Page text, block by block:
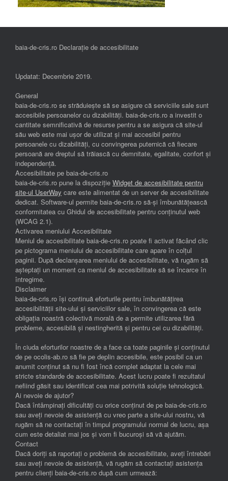
baia-de-cris.ro Declarație de accesibilitate
Updatat: Decembrie 2019.
General
baia-de-cris.ro se străduiește să se asigure că serviciile sale sunt
accesibile persoanelor cu dizabilități. baia-de-cris.ro a investit o
cantitate semnificativă de resurse pentru a se asigura că site-ul
său web este mai ușor de utilizat și mai accesibil pentru
persoanele cu dizabilități, cu convingerea puternică că fiecare
persoană are dreptul să trăiască cu demnitate, egalitate, confort și
independenţă.
Accesibilitate pe baia-de-cris.ro
baia-de-cris.ro pune la dispoziție Widget de accesibilitate pentru
site-ul UserWay care este alimentat de un server de accesibilitate
dedicat. Software-ul permite baia-de-cris.ro să-și îmbunătățească
conformitatea cu Ghidul de accesibilitate pentru conținutul web
(WCAG 2.1).
Activarea meniului Accesibilitate
Meniul de accesibilitate baia-de-cris.ro poate fi activat făcând clic
pe pictograma meniului de accesibilitate care apare în colțul
paginii. După declanșarea meniului de accesibilitate, vă rugăm să
așteptați un moment ca meniul de accesibilitate să se încarce în
întregime.
Disclaimer
baia-de-cris.ro își continuă eforturile pentru îmbunătățirea
accesibilității site-ului și serviciilor sale, în convingerea că este
obligația noastră colectivă morală de a permite utilizarea fără
probleme, accesibilă și nestingherită și pentru cei cu dizabilități.
În ciuda eforturilor noastre de a face ca toate paginile și conținutul
de pe ocolis-ab.ro să fie pe deplin accesibile, este posibil ca un
anumit conținut să nu fi fost încă complet adaptat la cele mai
stricte standarde de accesibilitate. Acest lucru poate fi rezultatul
nefiind găsit sau identificat cea mai potrivită soluție tehnologică.
Ai nevoie de ajutor?
Dacă întâmpinați dificultăți cu orice conținut de pe baia-de-cris.ro
sau aveți nevoie de asistență cu vreo parte a site-ului nostru, vă
rugăm să ne contactați în timpul programului normal de lucru, așa
cum este detaliat mai jos și vom fi bucuroși să vă ajutăm.
Contact
Dacă doriți să raportați o problemă de accesibilitate, aveți întrebări
sau aveți nevoie de asistență, vă rugăm să contactați asistența
pentru clienți baia-de-cris.ro după cum urmează: